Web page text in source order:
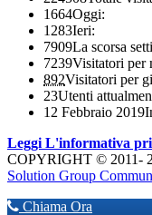
1664Oggi:
1283Ieri:
7909La scorsa
7239Visitatori per
892Visitatori per
23Utenti
12 Febbraio 2019
Leggi L'informativa
COPYRIGHT © 2011-
Solution Group
Chiama Ora